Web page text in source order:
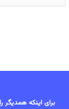
برای اینکه همدیگر